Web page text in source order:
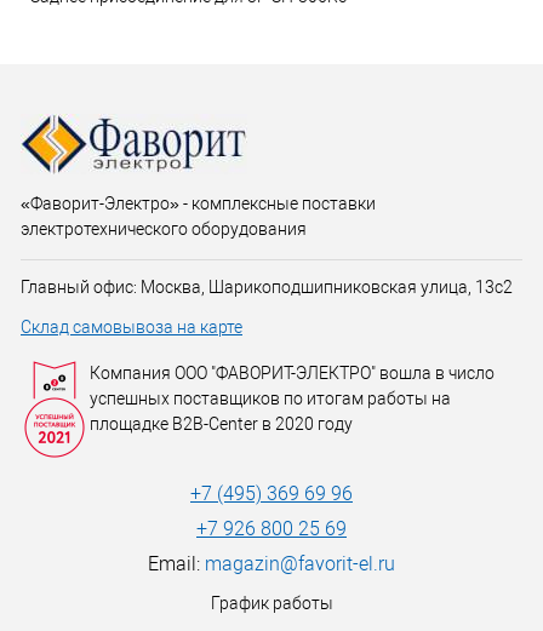
«Фаворит-Электро» - комплексные поставки
электротехнического оборудования
Главный офис: Москва, Шарикоподшипниковская улица, 13с2
Склад самовывоза на карте
Компания ООО "ФАВОРИТ-ЭЛЕКТРО" вошла в число
успешных поставщиков по итогам работы на
площадке B2B-Center в 2020 году
+7 (495) 369 69 96
+7 926 800 25 69
Email: magazin@favorit-el.ru
График работы